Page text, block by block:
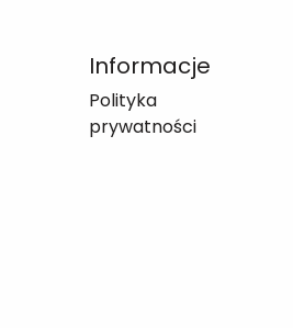
Informacje
Polityka
prywatności